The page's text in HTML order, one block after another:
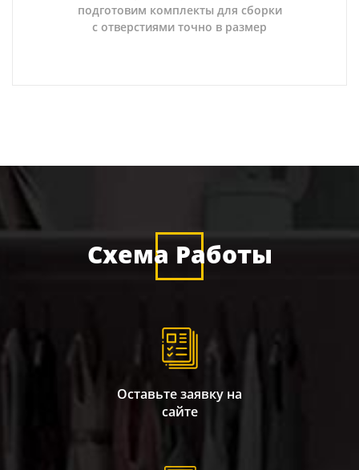
подготовим комплекты для сборки
с отверстиями точно в размер
Схема Работы
Оставьте заявку на
сайте